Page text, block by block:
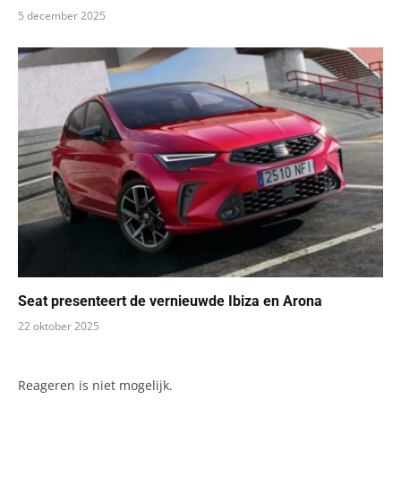
5 december 2025
Seat presenteert de vernieuwde Ibiza en Arona
22 oktober 2025
Reageren is niet mogelijk.